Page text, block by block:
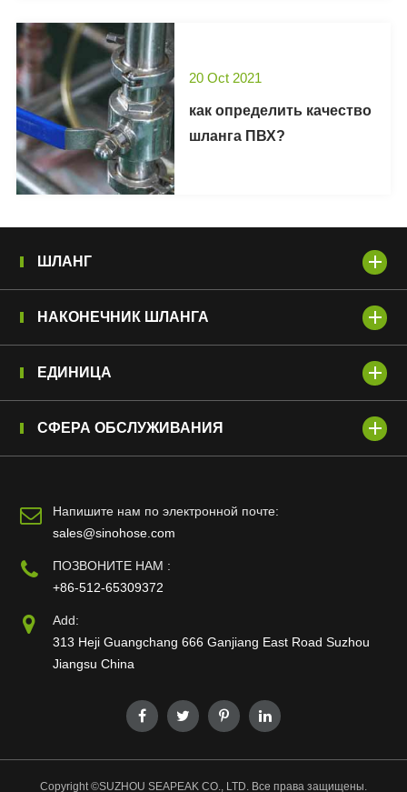
20 Oct 2021
как определить качество
шланга ПВХ?
ШЛАНГ
НАКОНЕЧНИК ШЛАНГА
ЕДИНИЦА
СФЕРА ОБСЛУЖИВАНИЯ
Напишите нам по электронной почте:
sales@sinohose.com
ПОЗВОНИТЕ НАМ :
+86-512-65309372
Add:
313 Heji Guangchang 666 Ganjiang East Road Suzhou
Jiangsu China
Copyright ©SUZHOU SEAPEAK CO., LTD. Все права защищены.